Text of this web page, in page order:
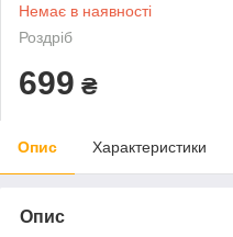
Немає в наявності
Роздріб
699 ₴
Опис Характеристики
Опис